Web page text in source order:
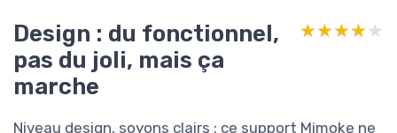
Design : du fonctionnel,
pas du joli, mais ça
marche
★★★★★
★★★★★
Niveau design, soyons clairs : ce support Mimoke ne